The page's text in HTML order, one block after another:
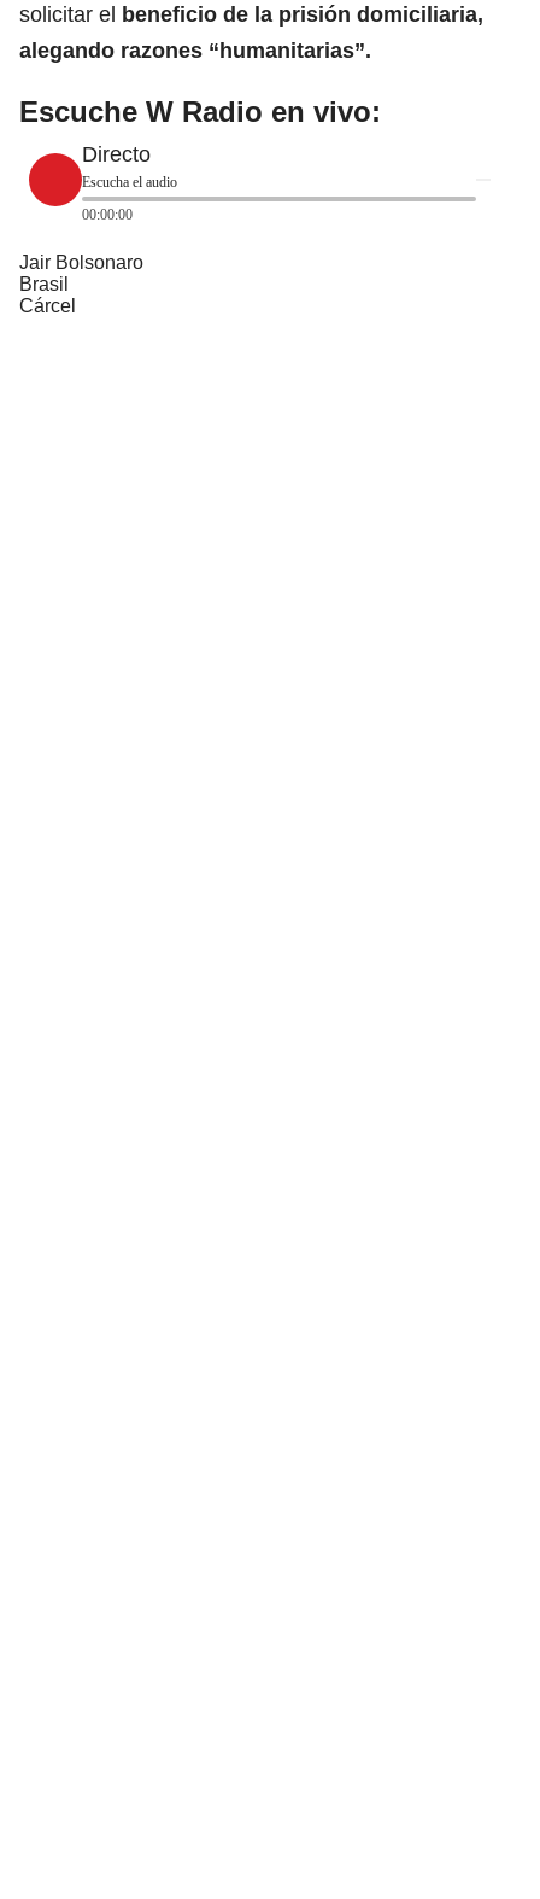
solicitar el beneficio de la prisión domiciliaria,
alegando razones “humanitarias”.
Escuche W Radio en vivo:
Directo
Escucha el audio
00:00:00
Jair Bolsonaro
Brasil
Cárcel